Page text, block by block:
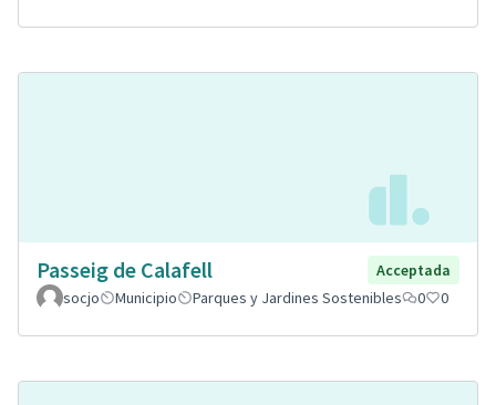
Passeig de Calafell
Acceptada
socjo
Municipio Parques y Jardines Sostenibles 0 0